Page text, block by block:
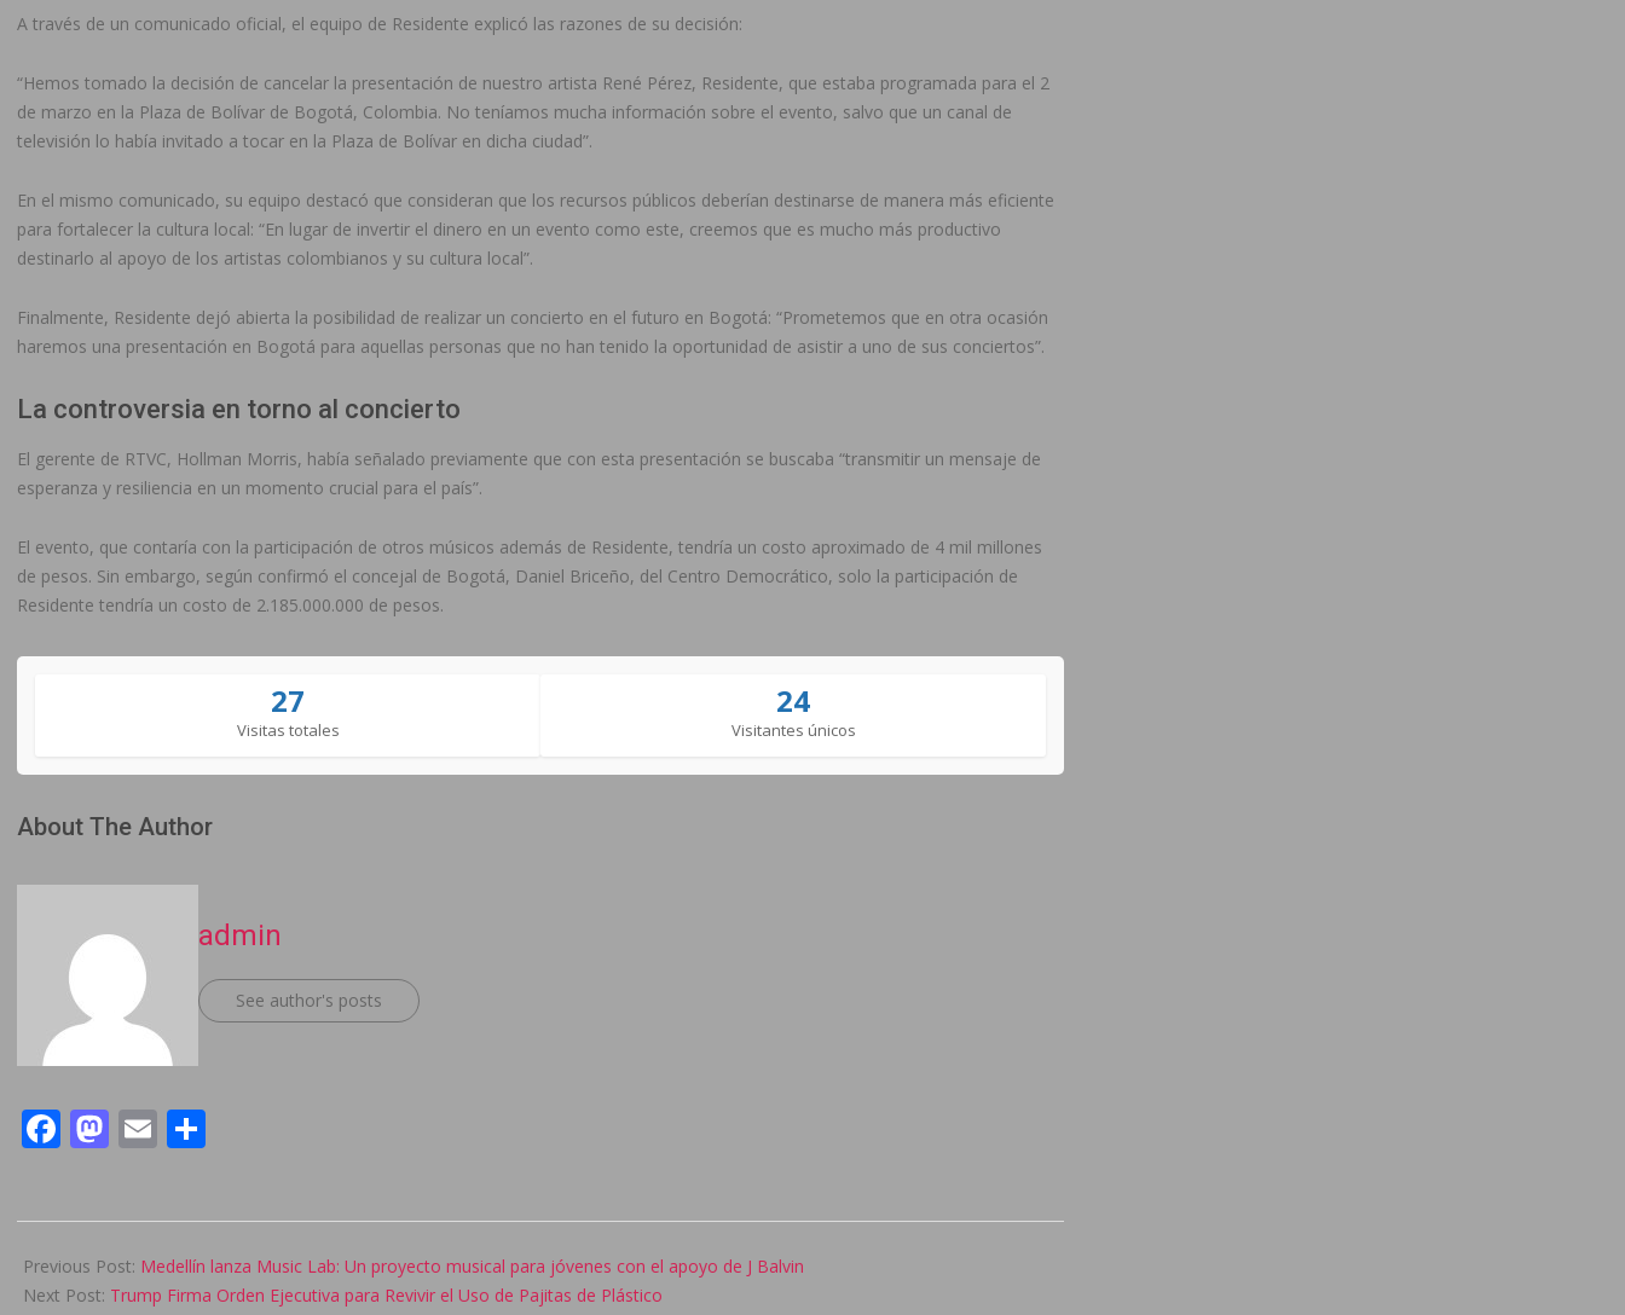
A través de un comunicado oficial, el equipo de Residente explicó las razones de su decisión:
“Hemos tomado la decisión de cancelar la presentación de nuestro artista René Pérez, Residente, que estaba programada para el 2
de marzo en la Plaza de Bolívar de Bogotá, Colombia. No teníamos mucha información sobre el evento, salvo que un canal de
televisión lo había invitado a tocar en la Plaza de Bolívar en dicha ciudad”.
En el mismo comunicado, su equipo destacó que consideran que los recursos públicos deberían destinarse de manera más eficiente
para fortalecer la cultura local: “En lugar de invertir el dinero en un evento como este, creemos que es mucho más productivo
destinarlo al apoyo de los artistas colombianos y su cultura local”.
Finalmente, Residente dejó abierta la posibilidad de realizar un concierto en el futuro en Bogotá: “Prometemos que en otra ocasión
haremos una presentación en Bogotá para aquellas personas que no han tenido la oportunidad de asistir a uno de sus conciertos”.
La controversia en torno al concierto
El gerente de RTVC, Hollman Morris, había señalado previamente que con esta presentación se buscaba “transmitir un mensaje de
esperanza y resiliencia en un momento crucial para el país”.
El evento, que contaría con la participación de otros músicos además de Residente, tendría un costo aproximado de 4 mil millones
de pesos. Sin embargo, según confirmó el concejal de Bogotá, Daniel Briceño, del Centro Democrático, solo la participación de
Residente tendría un costo de 2.185.000.000 de pesos.
27
Visitas totales
24
Visitantes únicos
About The Author
admin
See author's posts
Facebook
Mastodon
Email
02-
07
Previous Post: Medellín lanza Music Lab: Un proyecto musical para jóvenes con el apoyo de J Balvin
Next Post: Trump Firma Orden Ejecutiva para Revivir el Uso de Pajitas de Plástico